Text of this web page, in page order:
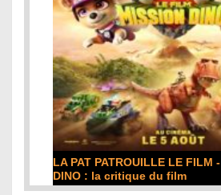
DE LA COMÉDIE-FRANÇAISE
film